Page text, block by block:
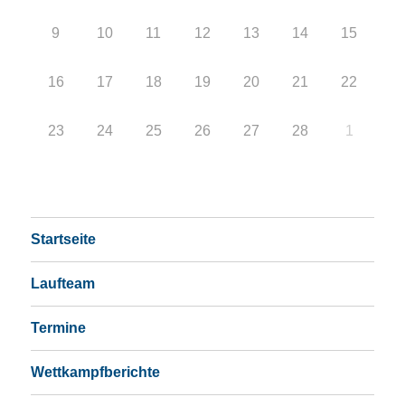
9 10 11 12 13 14 15
16 17 18 19 20 21 22
23 24 25 26 27 28 1
Startseite
Laufteam
Termine
Wettkampfberichte